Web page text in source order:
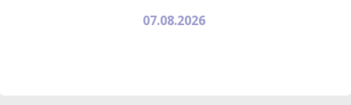
07.08.2026